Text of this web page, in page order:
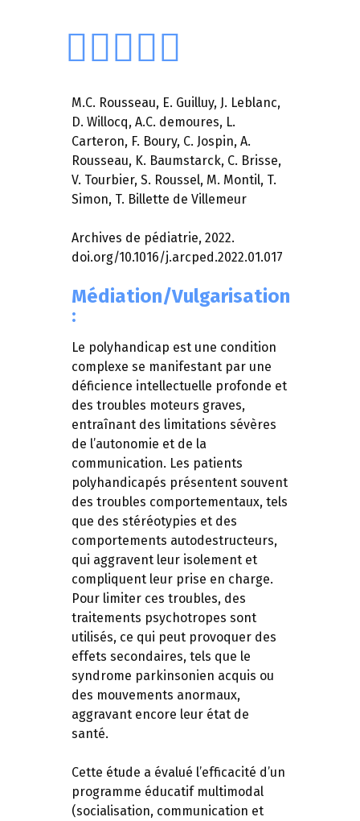
M.C. Rousseau, E. Guilluy, J. Leblanc,
D. Willocq, A.C. demoures, L.
Carteron, F. Boury, C. Jospin, A.
Rousseau, K. Baumstarck, C. Brisse,
V. Tourbier, S. Roussel, M. Montil, T.
Simon, T. Billette de Villemeur
Archives de pédiatrie, 2022.
doi.org/10.1016/j.arcped.2022.01.017
Médiation/Vulgarisation
:
Le polyhandicap est une condition
complexe se manifestant par une
déficience intellectuelle profonde et
des troubles moteurs graves,
entraînant des limitations sévères
de l’autonomie et de la
communication. Les patients
polyhandicapés présentent souvent
des troubles comportementaux, tels
que des stéréotypies et des
comportements autodestructeurs,
qui aggravent leur isolement et
compliquent leur prise en charge.
Pour limiter ces troubles, des
traitements psychotropes sont
utilisés, ce qui peut provoquer des
effets secondaires, tels que le
syndrome parkinsonien acquis ou
des mouvements anormaux,
aggravant encore leur état de
santé.
Cette étude a évalué l’efficacité d’un
programme éducatif multimodal
(socialisation, communication et